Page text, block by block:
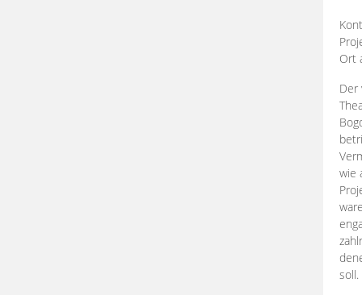
Ort
Der
wie
zahlr
soll.